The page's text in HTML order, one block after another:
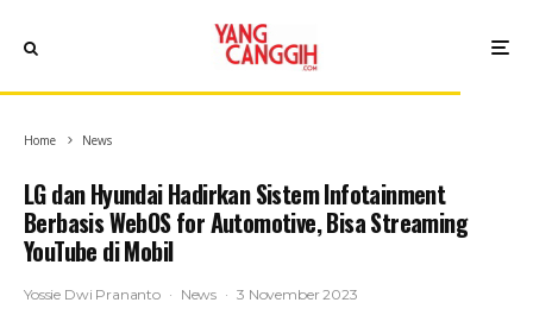
Home News
LG dan Hyundai Hadirkan Sistem Infotainment
Berbasis WebOS for Automotive, Bisa Streaming
YouTube di Mobil
Yossie Dwi Prananto · News · 3 November 2023